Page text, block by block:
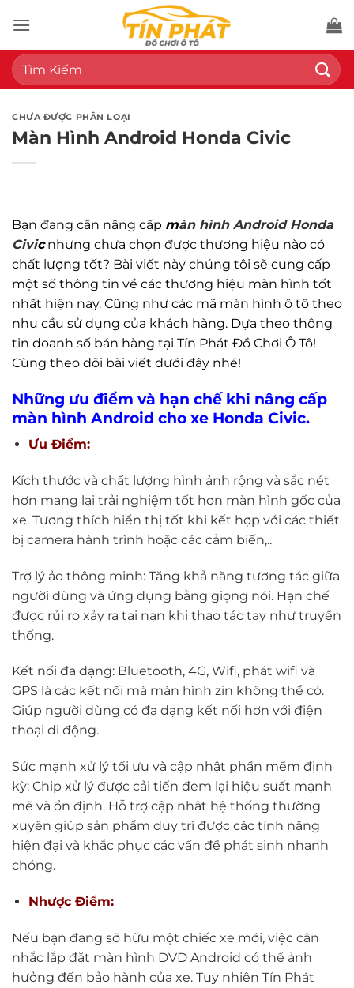
qua
nội
dung
Tìm
kiếm:
CHƯA ĐƯỢC PHÂN LOẠI
Màn Hình Android Honda Civic
Bạn đang cần nâng cấp màn hình Android Honda
Civicnhưng chưa chọn được thương hiệu nào có
chất lượng tốt? Bài viết này chúng tôi sẽ cung cấp
một số thông tin về các thương hiệu màn hình tốt
nhất hiện nay. Cũng như các mã màn hình ô tô theo
nhu cầu sử dụng của khách hàng. Dựa theo thông
tin doanh số bán hàng tại Tín Phát Đồ Chơi Ô Tô!
Cùng theo dõi bài viết dưới đây nhé!
Những ưu điểm và hạn chế khi nâng cấp
màn hình Android cho xe Honda Civic.
Ưu Điểm:
Kích thước và chất lượng hình ảnh rộng và sắc nét
hơn mang lại trải nghiệm tốt hơn màn hình gốc của
xe. Tương thích hiển thị tốt khi kết hợp với các thiết
bị camera hành trình hoặc các cảm biến,..
Trợ lý ảo thông minh: Tăng khả năng tương tác giữa
người dùng và ứng dụng bằng giọng nói. Hạn chế
được rủi ro xảy ra tai nạn khi thao tác tay như truyền
thống.
Kết nối đa dạng: Bluetooth, 4G, Wifi, phát wifi và
GPS là các kết nối mà màn hình zin không thể có.
Giúp người dùng có đa dạng kết nối hơn với điện
thoại di động.
Sức mạnh xử lý tối ưu và cập nhật phần mềm định
kỳ: Chip xử lý được cải tiến đem lại hiệu suất mạnh
mẽ và ổn định. Hỗ trợ cập nhật hệ thống thường
xuyên giúp sản phẩm duy trì được các tính năng
hiện đại và khắc phục các vấn đề phát sinh nhanh
chóng.
Nhược Điểm:
Nếu bạn đang sỡ hữu một chiếc xe mới, việc cân
nhắc lắp đặt màn hình DVD Android có thể ảnh
hưởng đến bảo hành của xe. Tuy nhiên Tín Phát